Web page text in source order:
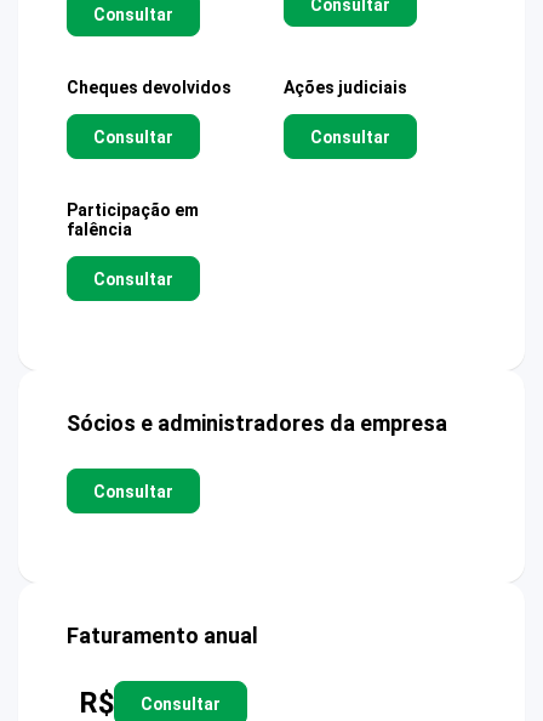
Consultar Consultar
Cheques devolvidos
Consultar
Ações judiciais
Consultar
Participação em
falência
Consultar
Sócios e administradores da empresa
Consultar
Faturamento anual
R$ Consultar